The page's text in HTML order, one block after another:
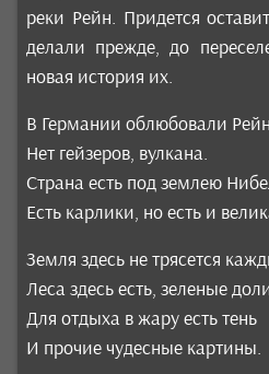
реки Рейн. Придется
делали прежде, до
новая история их.
В Германии облюбовали
Нет гейзеров, вулкана.
Страна есть под землею
Есть карлики, но есть и
Земля здесь не трясется
Леса здесь есть, зеленые
Для отдыха в жару есть тень
И прочие чудесные картины.